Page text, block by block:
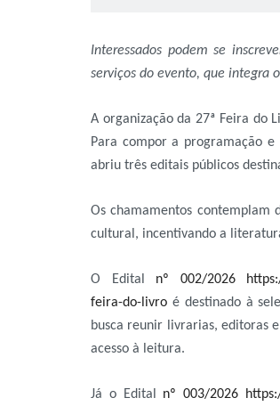
Interessados podem se
serviços do evento, que integra
A organização da 27ª Feira do
Para compor a programação
abriu três editais públicos
Os chamamentos
cultural, incentivando a
O Edital nº 002/2026
feira-do-livro é destinado à
busca reunir livrarias, editoras
acesso à leitura.
Já o Edital nº 003/2026